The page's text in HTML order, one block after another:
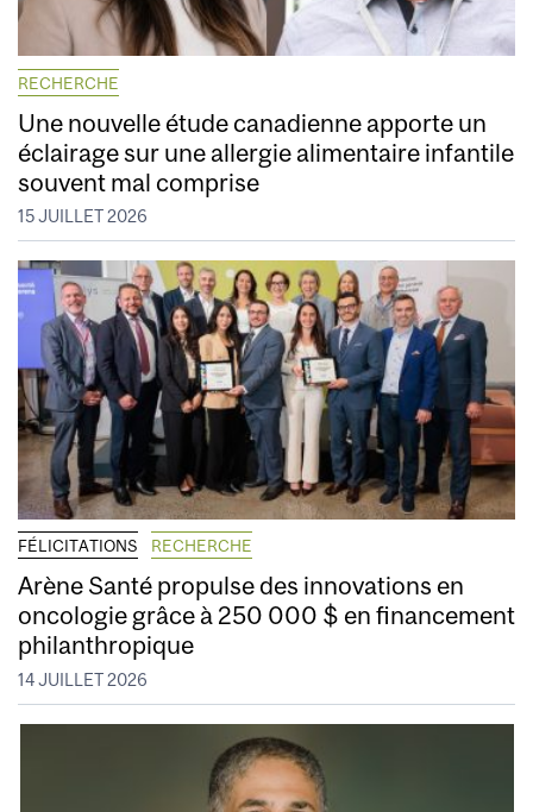
RECHERCHE
Une nouvelle étude canadienne apporte un
éclairage sur une allergie alimentaire infantile
souvent mal comprise
15 JUILLET 2026
FÉLICITATIONS RECHERCHE
Arène Santé propulse des innovations en
oncologie grâce à 250 000 $ en financement
philanthropique
14 JUILLET 2026